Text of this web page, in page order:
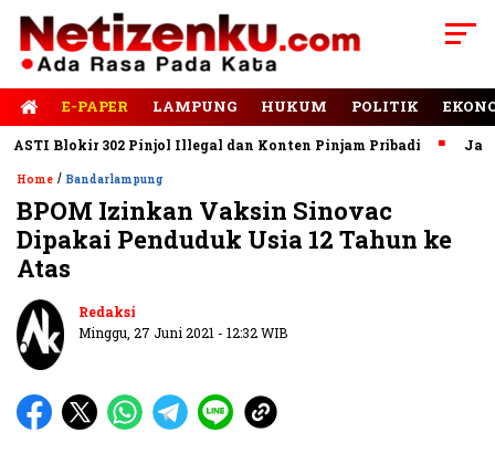
E-PAPER LAMPUNG HUKUM POLITIK
Blokir 302 Pinjol Illegal dan Konten Pinjam Pribadi Jalan
Home / Bandarlampung
BPOM Izinkan Vaksin Sinovac
Dipakai Penduduk Usia 12 Tahun ke
Atas
Redaksi
Minggu, 27 Juni 2021 - 12:32 WIB